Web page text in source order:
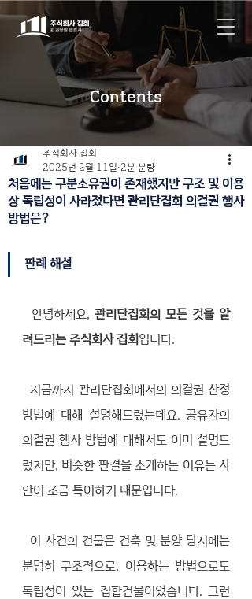
Contents
처음에는 구분소유권이 존재했지만 구조 및 이용
상 독립성이 사라졌다면 관리단집회 의결권 행사
방법은?
주식회사 집회
2025년 2월 11일 2분 분량
판례 해설
  안녕하세요,
관리단집회의 모든 것을 알
려드리는 주식회사 집회 입니다.
  지금까지 관리단집회에서의 의결권 산정
방법에 대해 설명해드렸는데요. 공유자의
의결권 행사 방법에 대해서도 이미 설명드
렸지만, 비슷한 판결을 소개하는 이유는 사
안이 조금 특이하기 때문입니다.
분명히 구조적으로, 이용하는 방법으로도
독립성이 있는 집합건물이었습니다. 그런